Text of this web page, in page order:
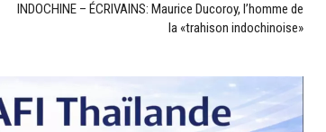
INDOCHINE – ÉCRIVAINS: Maurice Ducoroy, l’homme de
la «trahison indochinoise»